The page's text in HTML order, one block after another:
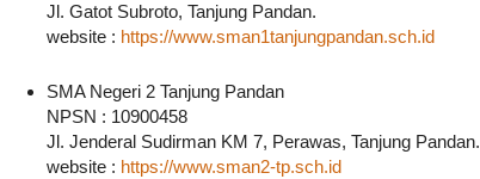
Jl. Gatot Subroto, Tanjung Pandan.
website : https://www.sman1tanjungpandan.sch.id
SMA Negeri 2 Tanjung Pandan
NPSN : 10900458
Jl. Jenderal Sudirman KM 7, Perawas, Tanjung Pandan.
website : https://www.sman2-tp.sch.id